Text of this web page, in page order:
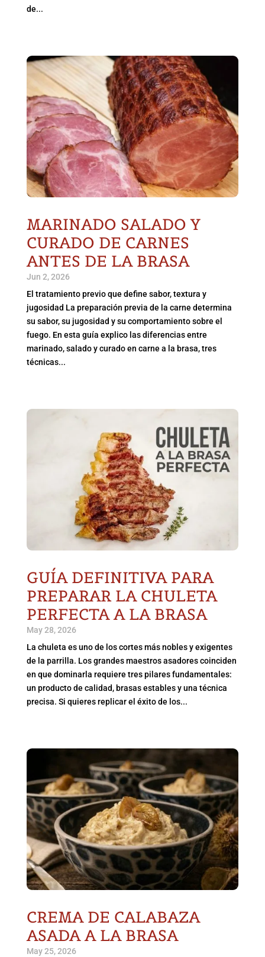
de...
MARINADO SALADO Y
CURADO DE CARNES
ANTES DE LA BRASA
Jun 2, 2026
El tratamiento previo que define sabor, textura y
jugosidad La preparación previa de la carne determina
su sabor, su jugosidad y su comportamiento sobre el
fuego. En esta guía explico las diferencias entre
marinado, salado y curado en carne a la brasa, tres
técnicas...
GUÍA DEFINITIVA PARA
PREPARAR LA CHULETA
PERFECTA A LA BRASA
May 28, 2026
La chuleta es uno de los cortes más nobles y exigentes
de la parrilla. Los grandes maestros asadores coinciden
en que dominarla requiere tres pilares fundamentales:
un producto de calidad, brasas estables y una técnica
precisa. Si quieres replicar el éxito de los...
CREMA DE CALABAZA
ASADA A LA BRASA
May 25, 2026